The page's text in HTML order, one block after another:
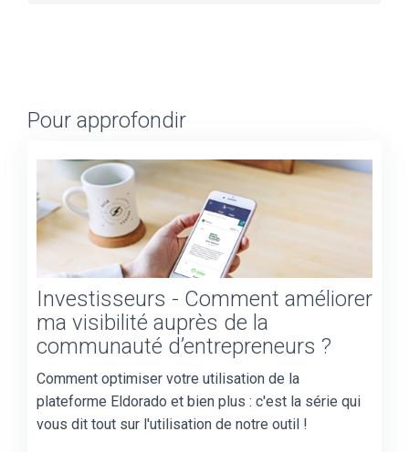
Pour approfondir
Investisseurs - Comment améliorer
ma visibilité auprès de la
communauté d’entrepreneurs ?
Comment optimiser votre utilisation de la
plateforme Eldorado et bien plus : c'est la série qui
vous dit tout sur l'utilisation de notre outil !